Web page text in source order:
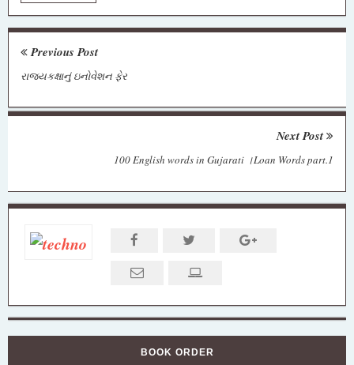
Previous Post
રાજ્યકક્ષાનું ઇનોવેશન ફેર
Next Post
100 English words in Gujarati ।Loan Words part.1
BOOK ORDER